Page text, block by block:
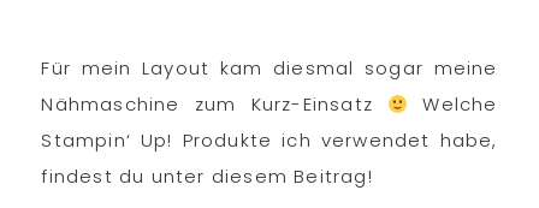
Für mein Layout kam diesmal sogar meine
Nähmaschine zum Kurz-Einsatz
Welche
Stampin‘ Up! Produkte ich verwendet habe,
findest du unter diesem Beitrag!